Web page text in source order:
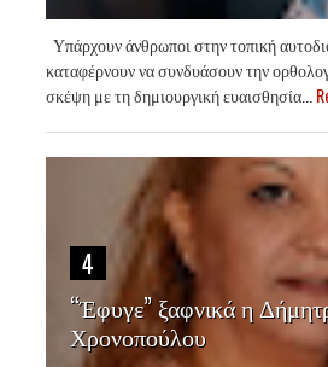
Υπάρχουν άνθρωποι στην τοπική
καταφέρνουν να συνδυάσουν την
σκέψη με τη δημιουργική ευαισθησία...
4
“Έφυγε” ξαφνικά η
Χρονοπούλου